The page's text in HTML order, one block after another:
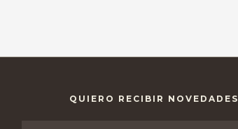
QUIERO RECIBIR NOVEDADES